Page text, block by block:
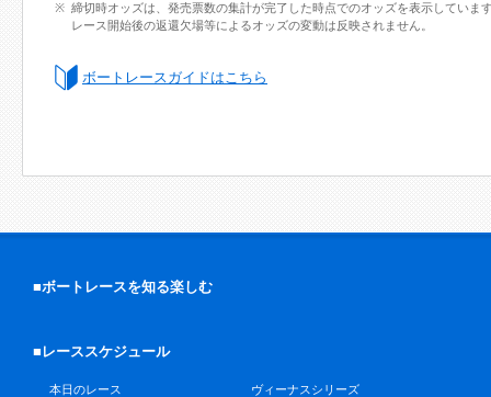
締切時オッズは、発売票数の集計が完了した時点でのオッズを表示していま
レース開始後の返還欠場等によるオッズの変動は反映されません。
ボートレースガイドはこちら
■ボートレースを知る楽しむ
■レーススケジュール
本日のレース
ヴィーナスシリーズ